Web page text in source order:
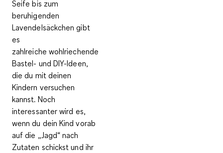
Seife bis zum
beruhigenden
Lavendelsäckchen gibt
es
zahlreiche wohlriechende
Bastel- und DIY-Ideen,
die du mit deinen
Kindern versuchen
kannst. Noch
interessanter wird es,
wenn du dein Kind vorab
auf die „Jagd“ nach
Zutaten schickst und ihr